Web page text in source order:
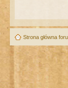
Strona główna